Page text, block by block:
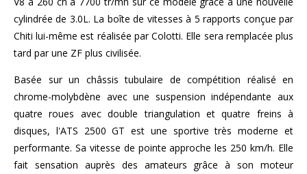
cylindrée de 3.0L. La boîte de vitesses à 5 rapports conçue par
Chiti lui-même est réalisée par Colotti. Elle sera remplacée plus
tard par une ZF plus civilisée.
Basée sur un châssis tubulaire de compétition réalisé en
chrome-molybdène avec une suspension indépendante aux
quatre roues avec double triangulation et quatre freins à
disques, l'ATS 2500 GT est une sportive très moderne et
performante. Sa vitesse de pointe approche les 250 km/h. Elle
fait sensation auprès des amateurs grâce à son moteur